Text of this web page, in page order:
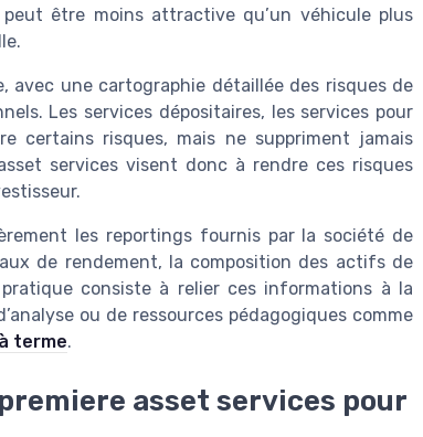
être moins attractive qu’un véhicule plus
une cartographie détaillée des risques de
Les services dépositaires, les services pour
certains risques, mais ne suppriment jamais
services visent donc à rendre ces risques
les reportings fournis par la société de
de rendement, la composition des actifs de
consiste à relier ces informations à la
ou de ressources pédagogiques comme
terme.
asset services pour